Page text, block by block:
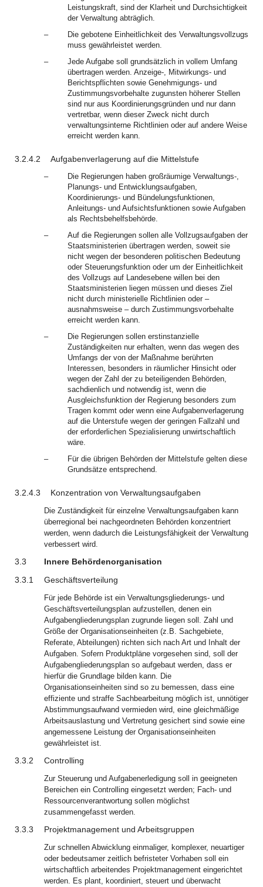
Leistungskraft, sind der Klarheit und Durchsichtigkeit
der Verwaltung abträglich.
–
Die gebotene Einheitlichkeit des Verwaltungsvollzugs
muss gewährleistet werden.
–
Jede Aufgabe soll grundsätzlich in vollem Umfang
übertragen werden. Anzeige-, Mitwirkungs- und
Berichtspflichten sowie Genehmigungs- und
Zustimmungsvorbehalte zugunsten höherer Stellen
sind nur aus Koordinierungsgründen und nur dann
vertretbar, wenn dieser Zweck nicht durch
verwaltungsinterne Richtlinien oder auf andere Weise
erreicht werden kann.
3.2.4.2 Aufgabenverlagerung auf die Mittelstufe
–
Die Regierungen haben großräumige Verwaltungs-,
Planungs- und Entwicklungsaufgaben,
Koordinierungs- und Bündelungsfunktionen,
Anleitungs- und Aufsichtsfunktionen sowie Aufgaben
als Rechtsbehelfsbehörde.
–
Auf die Regierungen sollen alle Vollzugsaufgaben der
Staatsministerien übertragen werden, soweit sie
nicht wegen der besonderen politischen Bedeutung
oder Steuerungsfunktion oder um der Einheitlichkeit
des Vollzugs auf Landesebene willen bei den
Staatsministerien liegen müssen und dieses Ziel
nicht durch ministerielle Richtlinien oder –
ausnahmsweise – durch Zustimmungsvorbehalte
erreicht werden kann.
–
Die Regierungen sollen erstinstanzielle
Zuständigkeiten nur erhalten, wenn das wegen des
Umfangs der von der Maßnahme berührten
Interessen, besonders in räumlicher Hinsicht oder
wegen der Zahl der zu beteiligenden Behörden,
sachdienlich und notwendig ist, wenn die
Ausgleichsfunktion der Regierung besonders zum
Tragen kommt oder wenn eine Aufgabenverlagerung
auf die Unterstufe wegen der geringen Fallzahl und
der erforderlichen Spezialisierung unwirtschaftlich
wäre.
–
Für die übrigen Behörden der Mittelstufe gelten diese
Grundsätze entsprechend.
3.2.4.3 Konzentration von Verwaltungsaufgaben
Die Zuständigkeit für einzelne Verwaltungsaufgaben kann
überregional bei nachgeordneten Behörden konzentriert
werden, wenn dadurch die Leistungsfähigkeit der Verwaltung
verbessert wird.
3.3
Innere Behördenorganisation
3.3.1
Geschäftsverteilung
Für jede Behörde ist ein Verwaltungsgliederungs- und
Geschäftsverteilungsplan aufzustellen, denen ein
Aufgabengliederungsplan zugrunde liegen soll. Zahl und
Größe der Organisationseinheiten (z.B. Sachgebiete,
Referate, Abteilungen) richten sich nach Art und Inhalt der
Aufgaben. Sofern Produktpläne vorgesehen sind, soll der
Aufgabengliederungsplan so aufgebaut werden, dass er
hierfür die Grundlage bilden kann. Die
Organisationseinheiten sind so zu bemessen, dass eine
effiziente und straffe Sachbearbeitung möglich ist, unnötiger
Abstimmungsaufwand vermieden wird, eine gleichmäßige
Arbeitsauslastung und Vertretung gesichert sind sowie eine
angemessene Leistung der Organisationseinheiten
gewährleistet ist.
3.3.2 Controlling
Zur Steuerung und Aufgabenerledigung soll in geeigneten
Bereichen ein Controlling eingesetzt werden; Fach- und
Ressourcenverantwortung sollen möglichst
zusammengefasst werden.
3.3.3 Projektmanagement und Arbeitsgruppen
Zur schnellen Abwicklung einmaliger, komplexer, neuartiger
oder bedeutsamer zeitlich befristeter Vorhaben soll ein
wirtschaftlich arbeitendes Projektmanagement eingerichtet
werden. Es plant, koordiniert, steuert und überwacht